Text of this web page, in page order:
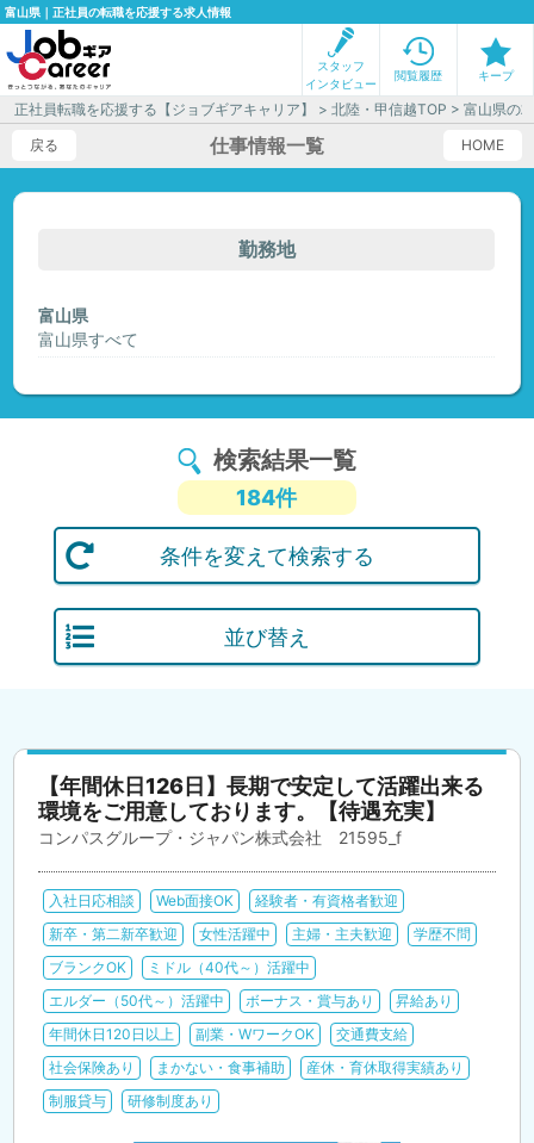
富山県｜正社員の転職を応援する求人情報
スタッフ
インタビュー
閲覧履歴 キープ
正社員転職を応援する【ジョブギアキャリア】 >北陸・甲信越TOP > 富山県の
戻る
HOME
仕事情報一覧
勤務地
富山県
富山県すべて
検索結果一覧
184件
条件を変えて検索する
並び替え
【年間休日126日】長期で安定して活躍出来る
環境をご用意しております。【待遇充実】
コンパスグループ・ジャパン株式会社 21595_f
入社日応相談 Web面接OK
経験者・有資格者歓迎
新卒・第二新卒歓迎
女性活躍中 主婦・主夫歓迎
学歴不問
ブランクOK
ミドル（40代～）活躍中
エルダー（50代～）活躍中
ボーナス・賞与あり
昇給あり
年間休日120日以上
副業・WワークOK
交通費支給
社会保険あり
まかない・食事補助
産休・育休取得実績あり
制服貸与
研修制度あり